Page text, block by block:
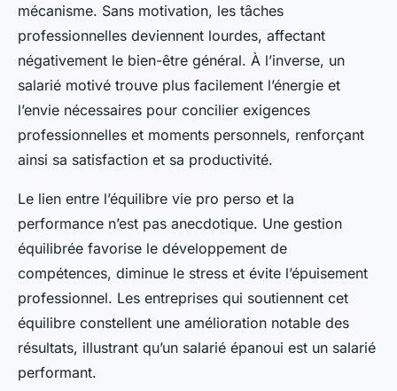
mécanisme. Sans motivation, les tâches
professionnelles deviennent lourdes, affectant
négativement le bien-être général. À l’inverse, un
salarié motivé trouve plus facilement l’énergie et
l’envie nécessaires pour concilier exigences
professionnelles et moments personnels, renforçant
ainsi sa satisfaction et sa productivité.
Le lien entre l’équilibre vie pro perso et la
performance n’est pas anecdotique. Une gestion
équilibrée favorise le développement de
compétences, diminue le stress et évite l’épuisement
professionnel. Les entreprises qui soutiennent cet
équilibre constellent une amélioration notable des
résultats, illustrant qu’un salarié épanoui est un salarié
performant.